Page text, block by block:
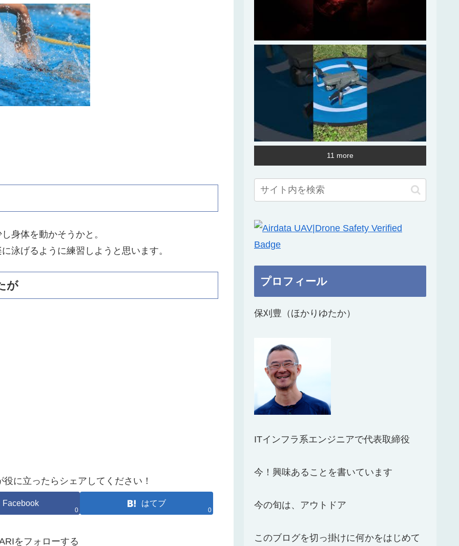
身体を動かそうかと。
泳げるように練習しようと思います。
が
に立ったらシェアしてください！
Facebook
0
はてブ
0
をフォローする
11 more
プロフィール
保刈豊（ほかりゆたか）
ITインフラ系エンジニアで代表取締役
今！興味あることを書いています
今の旬は、アウトドア
このブログを切っ掛けに何かをはじめて